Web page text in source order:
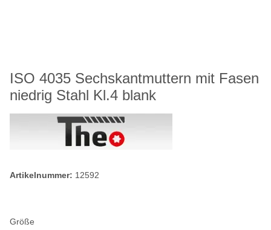
ISO 4035 Sechskantmuttern mit Fasen
niedrig Stahl Kl.4 blank
Artikelnummer: 12592
Größe